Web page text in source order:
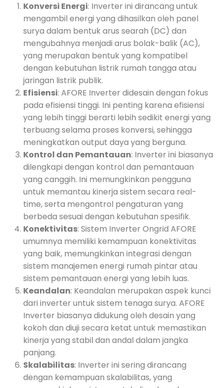
Konversi Energi: Inverter ini dirancang untuk
mengambil energi yang dihasilkan oleh panel
surya dalam bentuk arus searah (DC) dan
mengubahnya menjadi arus bolak-balik (AC),
yang merupakan bentuk yang kompatibel
dengan kebutuhan listrik rumah tangga atau
jaringan listrik publik.
Efisiensi: AFORE Inverter didesain dengan fokus
pada efisiensi tinggi. Ini penting karena efisiensi
yang lebih tinggi berarti lebih sedikit energi yang
terbuang selama proses konversi, sehingga
meningkatkan output daya yang berguna.
Kontrol dan Pemantauan: Inverter ini biasanya
dilengkapi dengan kontrol dan pemantauan
yang canggih. Ini memungkinkan pengguna
untuk memantau kinerja sistem secara real-
time, serta mengontrol pengaturan yang
berbeda sesuai dengan kebutuhan spesifik.
Konektivitas: Sistem Inverter Ongrid AFORE
umumnya memiliki kemampuan konektivitas
yang baik, memungkinkan integrasi dengan
sistem manajemen energi rumah pintar atau
sistem pemantauan energi yang lebih luas.
Keandalan: Keandalan merupakan aspek kunci
dari inverter untuk sistem tenaga surya. AFORE
Inverter biasanya didukung oleh desain yang
kokoh dan diuji secara ketat untuk memastikan
kinerja yang stabil dan andal dalam jangka
panjang.
Skalabilitas: Inverter ini sering dirancang
dengan kemampuan skalabilitas, yang